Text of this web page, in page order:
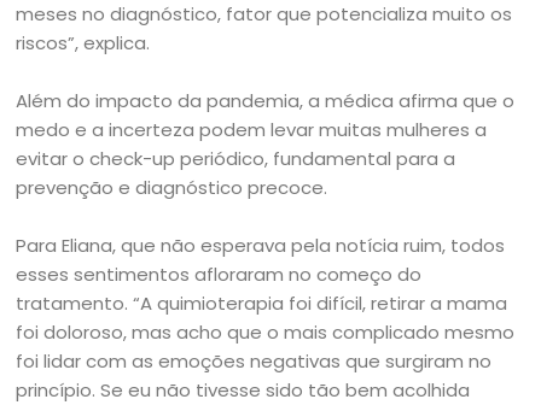
meses no diagnóstico, fator que potencializa muito os
riscos”, explica.
Além do impacto da pandemia, a médica afirma que o
medo e a incerteza podem levar muitas mulheres a
evitar o check-up periódico, fundamental para a
prevenção e diagnóstico precoce.
Para Eliana, que não esperava pela notícia ruim, todos
esses sentimentos afloraram no começo do
tratamento. “A quimioterapia foi difícil, retirar a mama
foi doloroso, mas acho que o mais complicado mesmo
foi lidar com as emoções negativas que surgiram no
princípio. Se eu não tivesse sido tão bem acolhida